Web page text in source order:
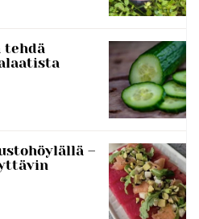
tehdä
–